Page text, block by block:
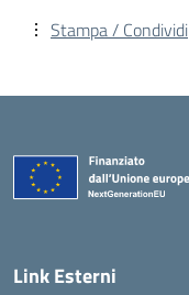
Stampa / Condividi
Link Esterni